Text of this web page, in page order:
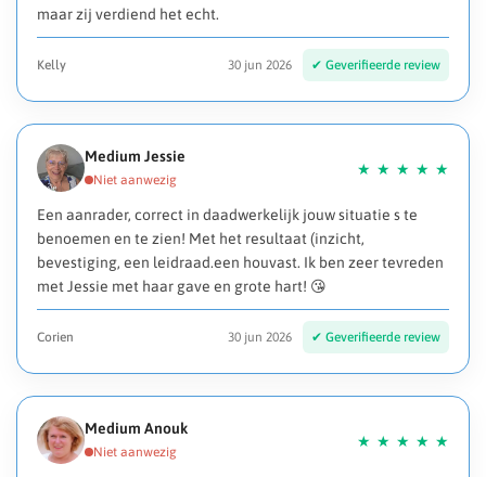
maar zij verdiend het echt.
Kelly 30 jun 2026
Medium Jessie
Een aanrader, correct in daadwerkelijk jouw situatie s te
benoemen en te zien! Met het resultaat (inzicht,
bevestiging, een leidraad.een houvast. Ik ben zeer tevreden
met Jessie met haar gave en grote hart! 😘
Corien 30 jun 2026
Medium Anouk